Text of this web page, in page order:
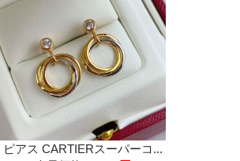
ピアス CARTIERスーパーコ...